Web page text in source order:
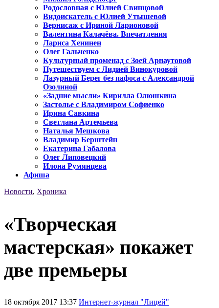
Родословная с Юлией Свинцовой
Видоискатель с Юлией Утышевой
Вернисаж с Ириной Ларионовой
Валентина Калачёва. Впечатления
Лариса Хенинен
Олег Гальченко
Культурный променад с Зоей Арнаутовой
Путешествуем с Лидией Винокуровой
Лазурный Берег без пафоса с Александрой
Озолиной
«Задние мысли» Кирилла Олюшкина
Застолье с Владимиром Софиенко
Ирина Савкина
Светлана Артемьева
Наталья Мешкова
Владимир Берштейн
Екатерина Габалова
Олег Липовецкий
Илона Румянцева
Афиша
Новости, Хроника
«Творческая
мастерская» покажет
две премьеры
18 октября 2017 13:37 Интернет-журнал "Лицей"